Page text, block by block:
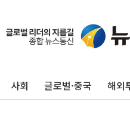
사회 글로벌·중국 해외
동해중부 전 해상 풍랑주의보
연일 폭염에 온열질환 사망 23
인제 용대리 계곡서 수위 상승
동해시, 11~14일 '별똥별 멍'